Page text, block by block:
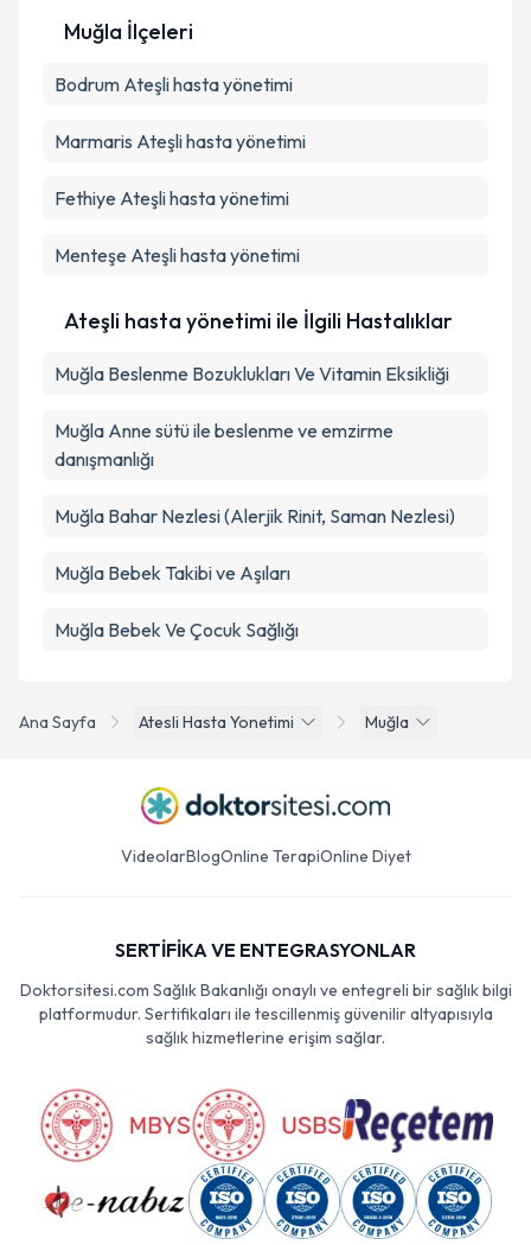
Metni'ni okudum ve kişisel verilerimin belirtilen
Ana Sayfa Atesli Hasta Yonetimi Muğla
Muğla İlçeleri
Bodrum Ateşli hasta yönetimi
Marmaris Ateşli hasta yönetimi
Fethiye Ateşli hasta yönetimi
Menteşe Ateşli hasta yönetimi
Ateşli hasta yönetimi ile İlgili Hastalıklar
Muğla Beslenme Bozuklukları Ve Vitamin Eksikliği
Muğla Anne sütü ile beslenme ve emzirme
danışmanlığı
Muğla Bahar Nezlesi (Alerjik Rinit, Saman Nezlesi)
Muğla Bebek Takibi ve Aşıları
Muğla Bebek Ve Çocuk Sağlığı
VideolarBlogOnline TerapiOnline Diyet
SERTİFİKA VE ENTEGRASYONLAR
Doktorsitesi.com Sağlık Bakanlığı onaylı ve entegreli bir sağlık bilgi
platformudur. Sertifikaları ile tescillenmiş güvenilir altyapısıyla
sağlık hizmetlerine erişim sağlar.